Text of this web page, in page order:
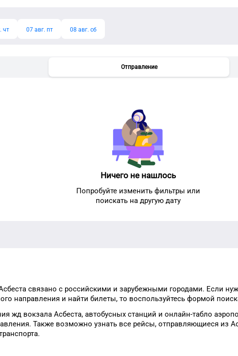
чт 07 авг. пт 08 авг. сб
Отправление
Ничего не нашлось
Попробуйте изменить фильтры или
поискать на другую дату
связано с российскими и зарубежными городами. Если
направления и найти билеты, то воспользуйтесь формой
жд вокзала Асбеста, автобусных станций и онлайн-табло
Также возможно узнать все рейсы, отправляющиеся из
.